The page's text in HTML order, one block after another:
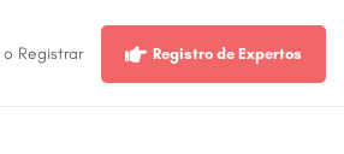
o Registrar Registro de Expertos